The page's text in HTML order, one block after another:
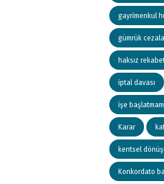
gayrimenkul
gümrük
haksız
iptal davası
işe
Karar
kentsel
Konkordato